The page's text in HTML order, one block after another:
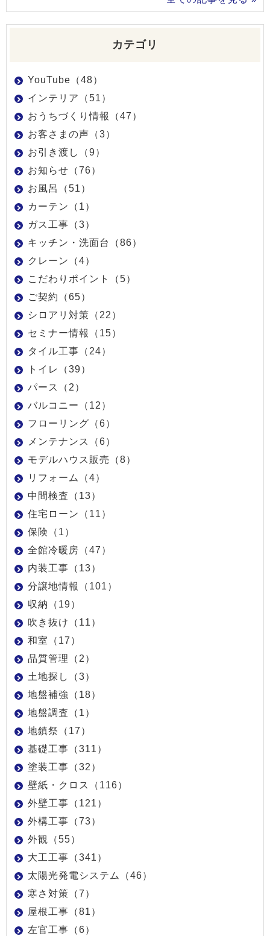
カテゴリ
YouTube（48）
インテリア（51）
おうちづくり情報（47）
お客さまの声（3）
お引き渡し（9）
お知らせ（76）
お風呂（51）
カーテン（1）
ガス工事（3）
キッチン・洗面台（86）
クレーン（4）
こだわりポイント（5）
ご契約（65）
シロアリ対策（22）
セミナー情報（15）
タイル工事（24）
トイレ（39）
パース（2）
バルコニー（12）
フローリング（6）
メンテナンス（6）
モデルハウス販売（8）
リフォーム（4）
中間検査（13）
住宅ローン（11）
保険（1）
全館冷暖房（47）
内装工事（13）
分譲地情報（101）
収納（19）
吹き抜け（11）
和室（17）
品質管理（2）
土地探し（3）
地盤補強（18）
地盤調査（1）
地鎮祭（17）
基礎工事（311）
塗装工事（32）
壁紙・クロス（116）
外壁工事（121）
外構工事（73）
外観（55）
大工工事（341）
太陽光発電システム（46）
寒さ対策（7）
屋根工事（81）
左官工事（6）